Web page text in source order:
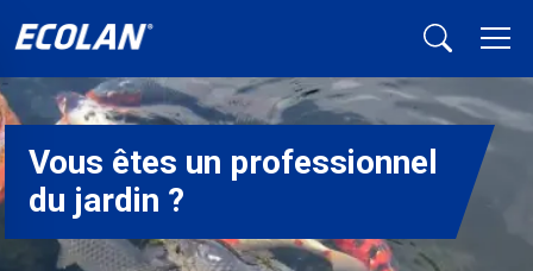
Vous êtes un professionnel
du jardin ?